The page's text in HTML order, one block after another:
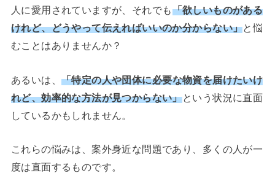
人に愛用されていますが、それでも「欲しいものがある
けれど、どうやって伝えればいいのか分からない」と悩
むことはありませんか？
あるいは、 「特定の人や団体に必要な物資を届けたいけ
れど、効率的な方法が見つからない」という状況に直面
しているかもしれません。
これらの悩みは、案外身近な問題であり、多くの人が一
度は直面するものです。